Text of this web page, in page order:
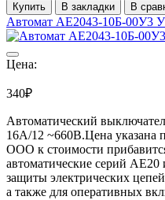
Купить В закладки В
Автомат АЕ2043-10Б-00У3
Цена:
340₽
Автоматический
16А/12 ~660В.Цена указана
ООО к стоимости
автоматические серий
защиты электрических
а также для оперативных